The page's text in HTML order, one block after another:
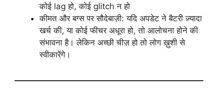
कोई lag हो, कोई glitch न हो
कीमत और बग्स पर सौदेबाज़ी: यदि अपडेट ने बैटरी ज़्यादा
खर्च की, या कोई फीचर अधूरा हो, तो आलोचना होने की
संभावना है। लेकिन अच्छी चीज़ हो तो लोग ख़ुशी से
स्वीकारेंगे।